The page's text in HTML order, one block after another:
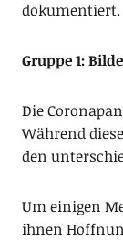
dokumentiert.
Gruppe 1:
Die
Während
den
Um einigen
ihnen